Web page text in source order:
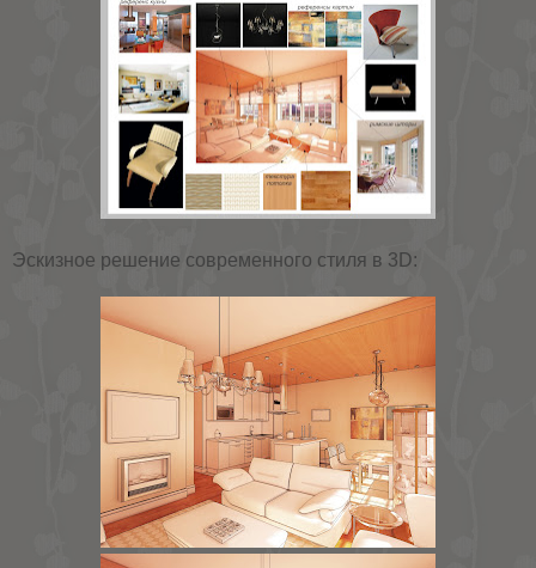
Эскизное решение современного стиля в 3D: